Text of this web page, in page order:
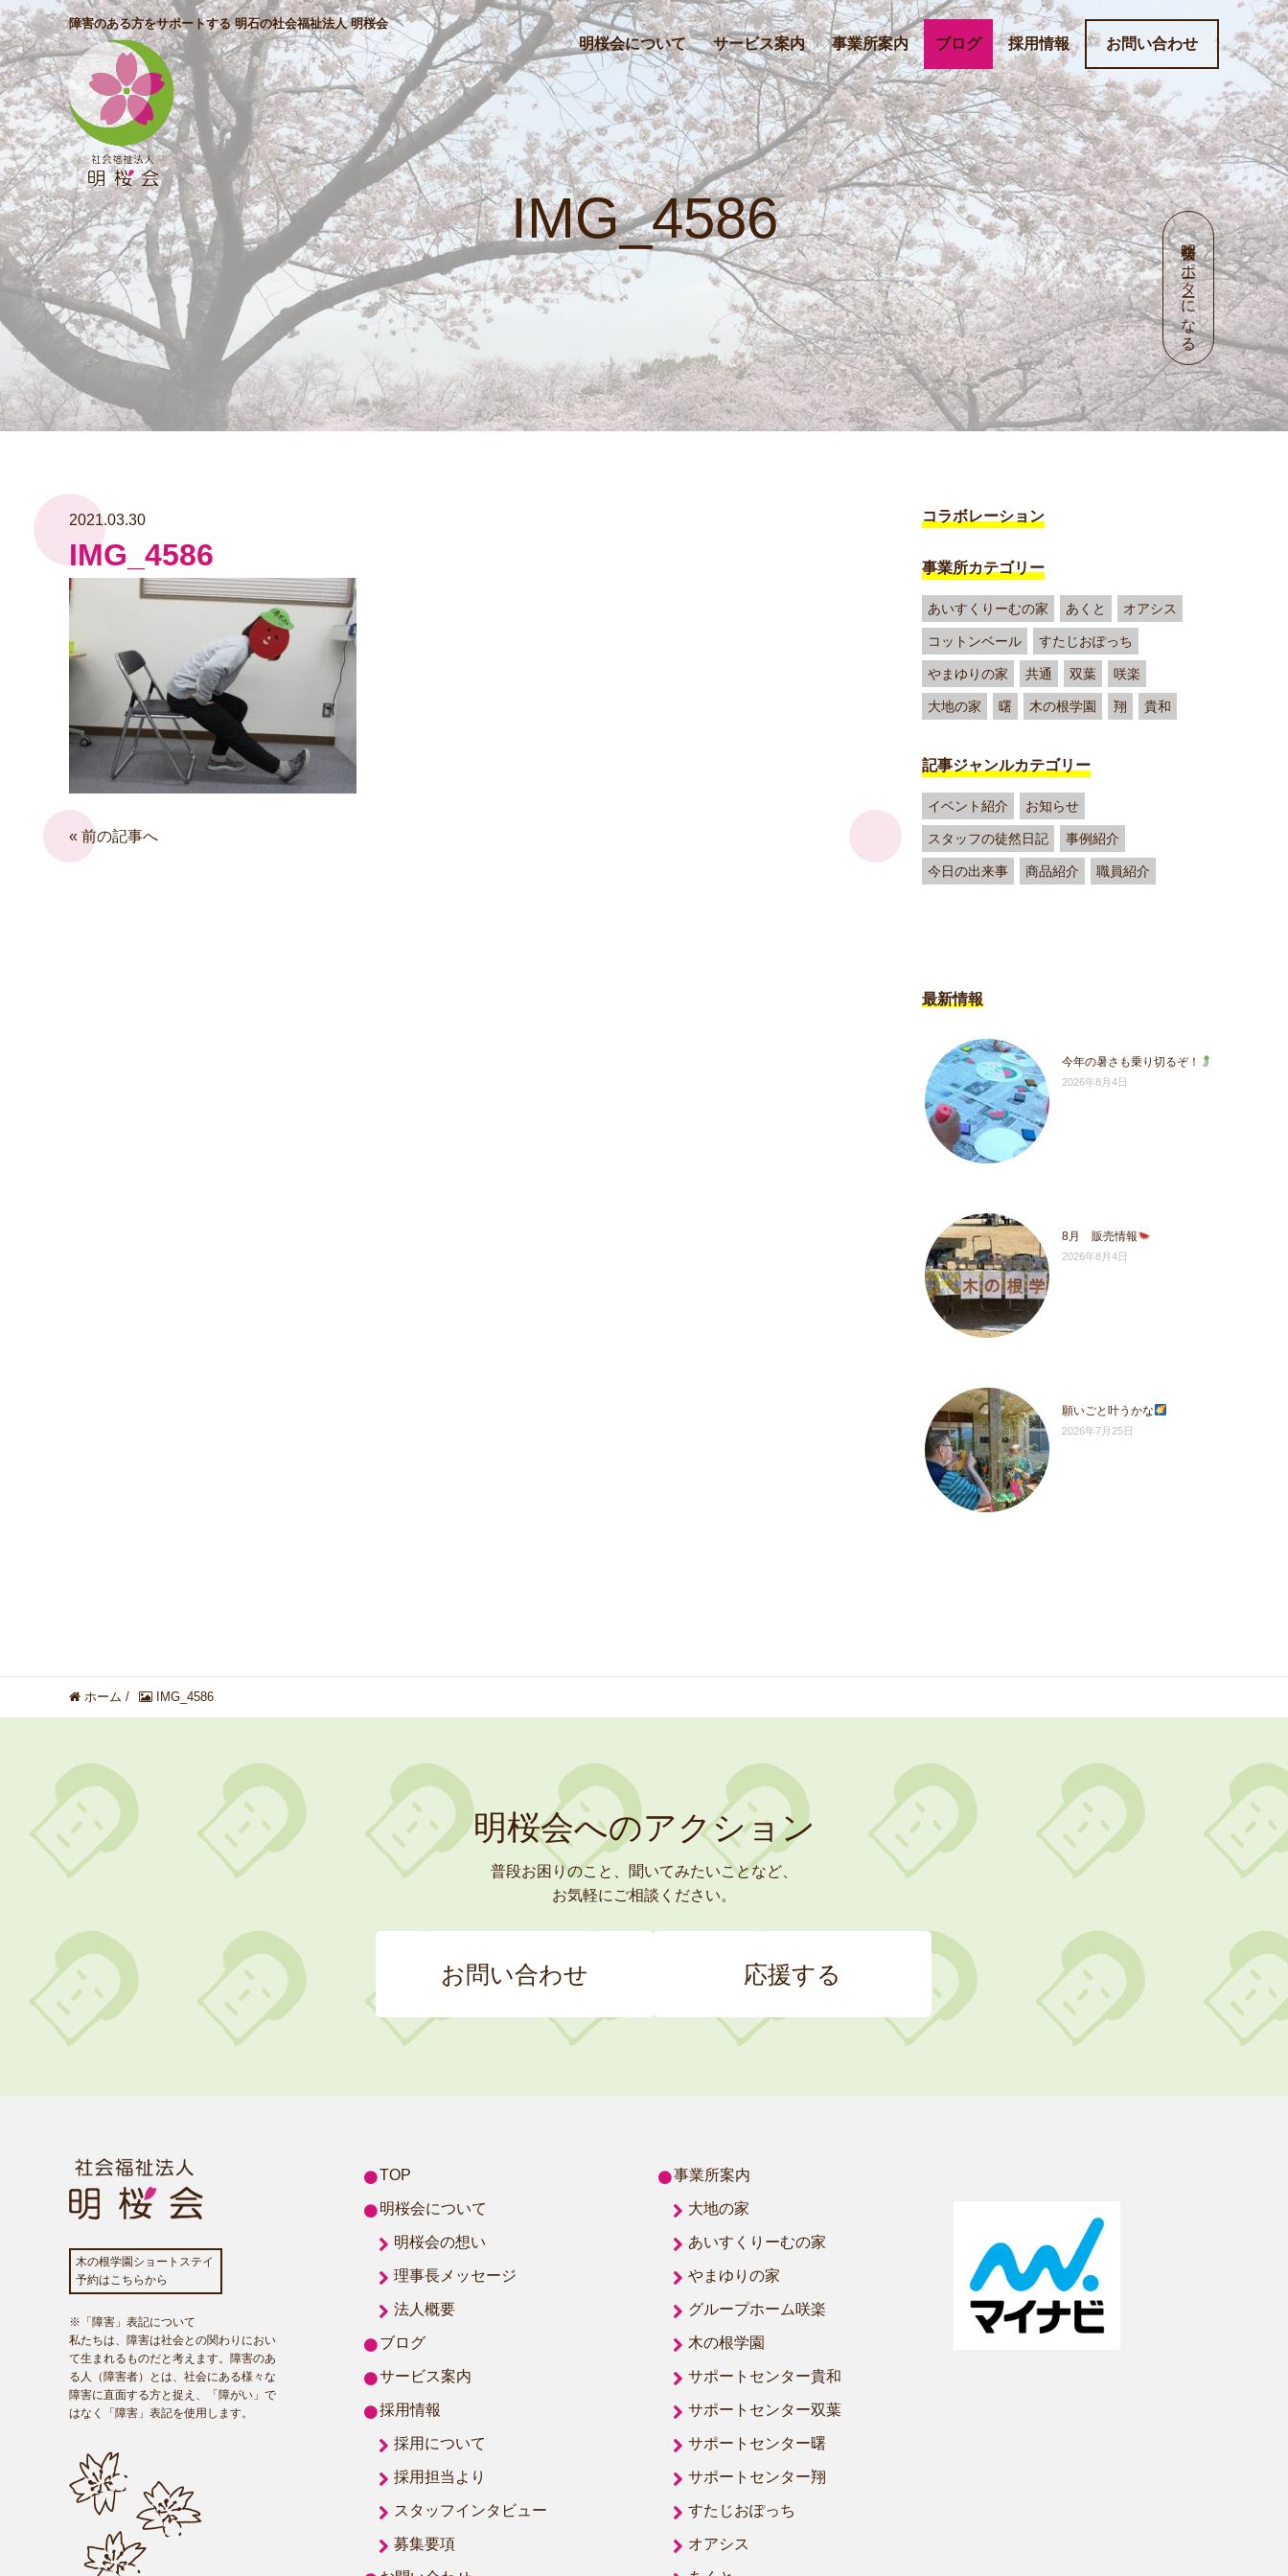
障害のある方をサポートする 明石の社会福祉法人 明桜会
明桜会について サービス案内 事業所案内 ブログ 採用情報 お問い合わせ
明桜会サポーターになる
IMG_4586
2021.03.30
IMG_4586
« 前の記事へ
コラボレーション
事業所カテゴリー
あいすくりーむの家 あくと オアシス
コットンベール すたじおぽっち
やまゆりの家 共通 双葉 咲楽
大地の家 曙 木の根学園 翔 貴和
記事ジャンルカテゴリー
イベント紹介 お知らせ
スタッフの徒然日記 事例紹介
今日の出来事 商品紹介 職員紹介
最新情報
今年の暑さも乗り切るぞ！
2026年8月4日
8月 販売情報
2026年8月4日
願いごと叶うかな
2026年7月25日
ホーム / IMG_4586
明桜会へのアクション
普段お困りのこと、聞いてみたいことなど、
お気軽にご相談ください。
お問い合わせ 応援する
木の根学園ショートステイ
予約はこちらから
※「障害」表記について
私たちは、障害は社会との関わりにおい
て生まれるものだと考えます。障害のあ
る人（障害者）とは、社会にある様々な
障害に直面する方と捉え、「障がい」で
はなく「障害」表記を使用します。
TOP
明桜会について
明桜会の想い
理事長メッセージ
法人概要
ブログ
サービス案内
採用情報
採用について
採用担当より
スタッフインタビュー
募集要項
事業所案内
大地の家
あいすくりーむの家
やまゆりの家
グループホーム咲楽
木の根学園
サポートセンター貴和
サポートセンター双葉
サポートセンター曙
サポートセンター翔
すたじおぽっち
オアシス